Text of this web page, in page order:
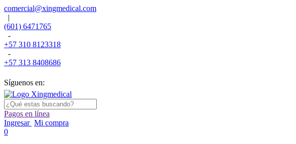
comercial@xingmedical.com
|
(601) 6471765
-
+57 310 8123318
-
+57 313 8408686
Síguenos en:
Pagos en línea
Ingresar Mi compra
0